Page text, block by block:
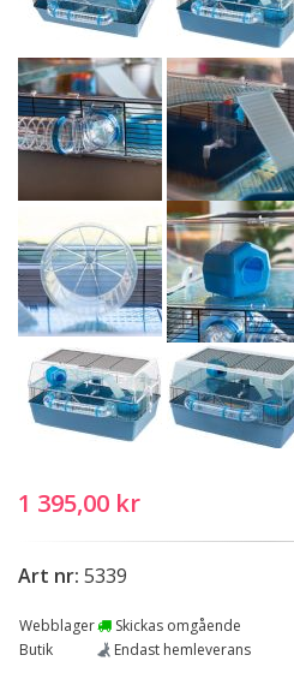
1 395,00 kr
Art nr: 5339
Webblager
Skickas omgående
Butik
Endast hemleverans